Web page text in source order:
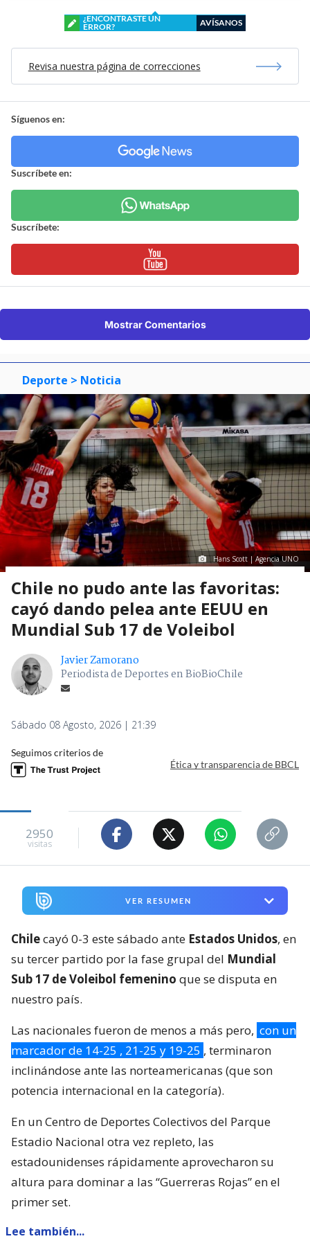
¿ENCONTRASTE UN
ERROR?
AVÍSANOS
Revisa nuestra página de correcciones
Síguenos en:
Suscríbete en:
Suscríbete:
Mostrar Comentarios
Deporte > Noticia
Hans Scott | Agencia UNO
Chile no pudo ante las favoritas:
cayó dando pelea ante EEUU en
Mundial Sub 17 de Voleibol
Javier Zamorano
Periodista de Deportes en BioBioChile
Sábado 08 Agosto, 2026 | 21:39
Seguimos criterios de
Ética y transparencia de BBCL
2950
visitas
VER RESUMEN
Chilecayó 0-3 este sábado ante Estados Unidos, en
su tercer partido por la fase grupal del Mundial
Sub 17 de Voleibol femenino que se disputa en
nuestro país.
Las nacionales fueron de menos a más pero, con un
marcador de 14-25 , 21-25 y 19-25 , terminaron
inclinándose ante las norteamericanas (que son
potencia internacional en la categoría).
En un Centro de Deportes Colectivos del Parque
Estadio Nacional otra vez repleto, las
estadounidenses rápidamente aprovecharon su
altura para dominar a las “Guerreras Rojas” en el
primer set.
Lee también...